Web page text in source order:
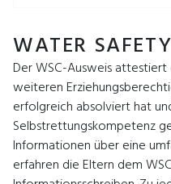
WATER
Der WSC-Ausweis attestiert
weiteren
erfolgreich absolviert hat
Selbstrettungskompetenz
Informationen über eine
erfahren die Eltern dem